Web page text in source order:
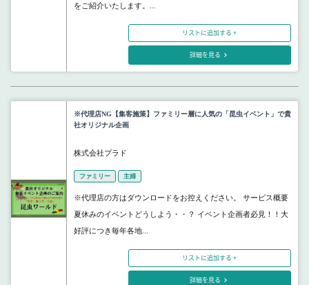
をご紹介いたします。...
リストに追加する +
詳細を見る
※代理店NG【集客施策】ファミリー層に人気の「昆虫イベント」で貴
社オリジナル企画
株式会社プラド
ファミリー 主婦
※代理店の方はダウンロードをお控えください。 サービス概要
夏休みのイベントどうしよう・・？ イベント企画者必見！！大
好評につき毎年各地...
リストに追加する +
詳細を見る